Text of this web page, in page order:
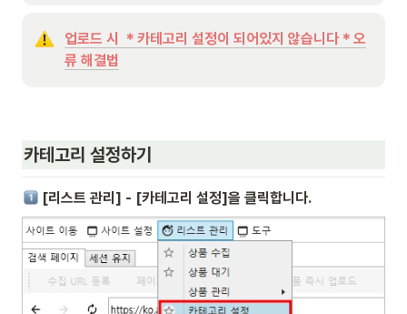
업로드 시 ＊카테고리 설정이 되어있지 않습니다＊오
류 해결법
카테고리 설정하기
[리스트 관리] - [카테고리 설정]을 클릭합니다.